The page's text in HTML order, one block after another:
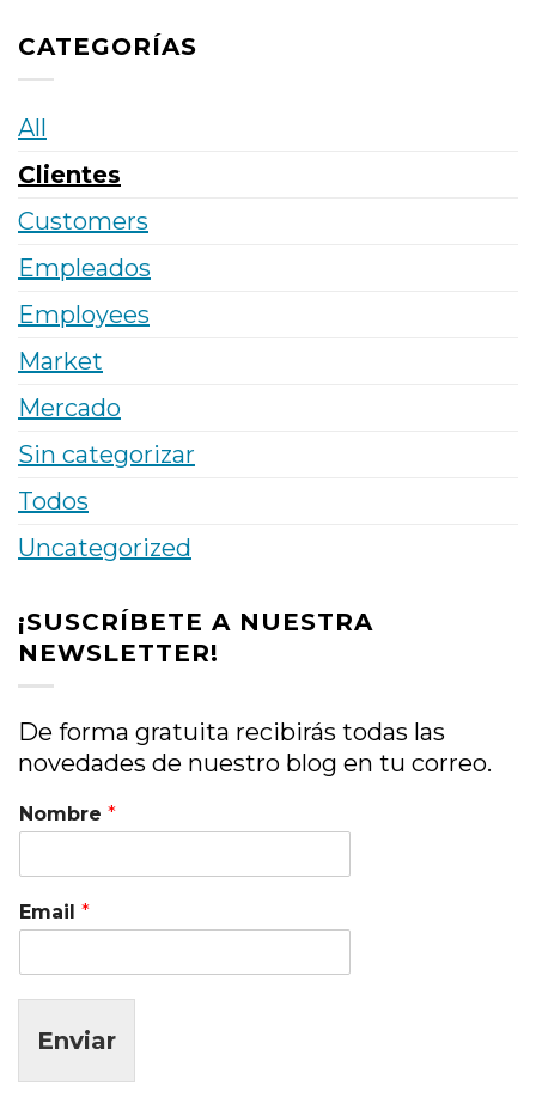
CATEGORÍAS
All
Clientes
Customers
Empleados
Employees
Market
Mercado
Sin categorizar
Todos
Uncategorized
¡SUSCRÍBETE A NUESTRA
NEWSLETTER!
De forma gratuita recibirás todas las
novedades de nuestro blog en tu correo.
Nombre *
Email *
Enviar